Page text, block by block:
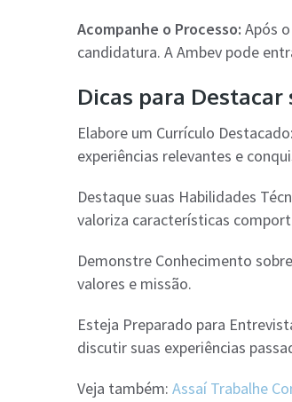
Acompanhe o Processo: Após
candidatura. A Ambev pode
Dicas para Destacar
Elabore um Currículo
experiências relevantes e
Destaque suas Habilidades
valoriza características
Demonstre Conhecimento
valores e missão.
Esteja Preparado para
discutir suas experiências
Veja também: Assaí Trabalhe